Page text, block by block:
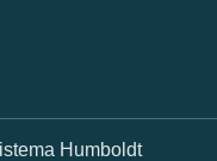
Humboldt